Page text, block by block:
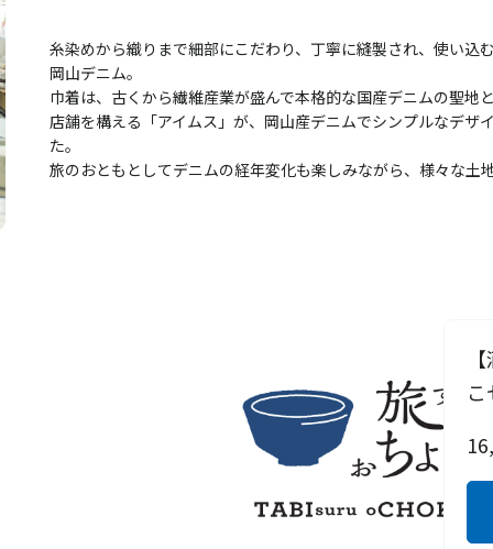
糸染めから織りまで細部にこだわり、丁寧に縫製され、使い込
岡山デニム。
巾着は、古くから繊維産業が盛んで本格的な国産デニムの聖地
店舗を構える「アイムス」が、岡山産デニムでシンプルなデザ
た。
旅のおともとしてデニムの経年変化も楽しみながら、様々な土